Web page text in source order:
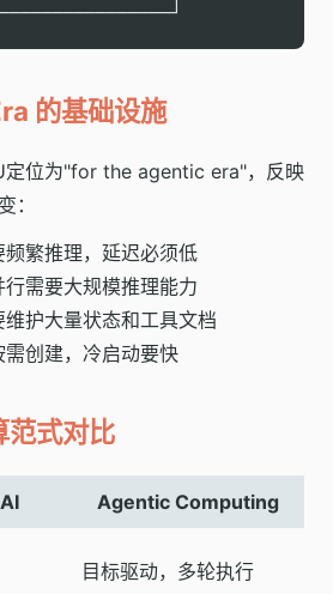
的基础设施
定位为"for the agentic era"，反映
：
繁推理，延迟必须低
需要大规模推理能力
护大量状态和工具文档
创建，冷启动要快
范式对比
Agentic Computing
目标驱动，多轮执行